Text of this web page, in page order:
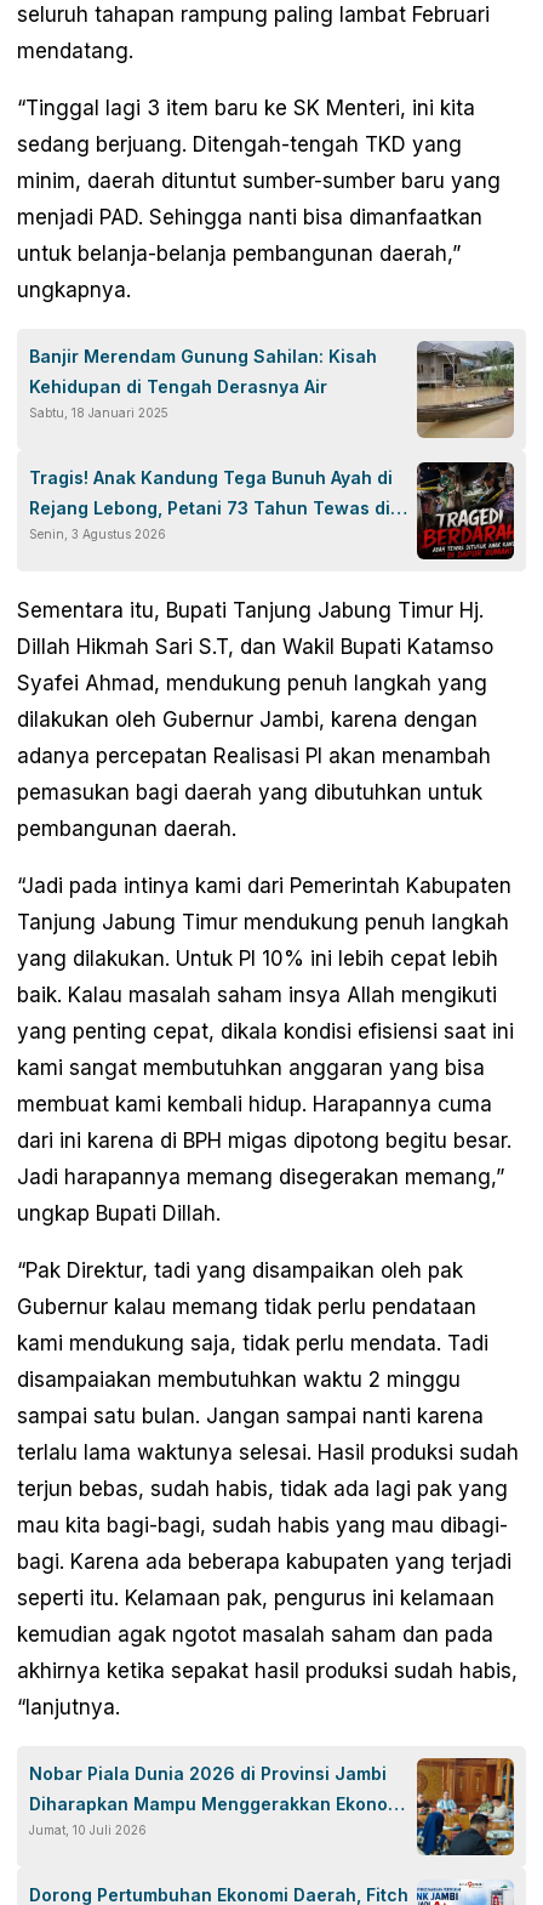
seluruh tahapan rampung paling lambat Februari
mendatang.
“Tinggal lagi 3 item baru ke SK Menteri, ini kita
sedang berjuang. Ditengah-tengah TKD yang
minim, daerah dituntut sumber-sumber baru yang
menjadi PAD. Sehingga nanti bisa dimanfaatkan
untuk belanja-belanja pembangunan daerah,”
ungkapnya.
Banjir Merendam Gunung Sahilan: Kisah
Kehidupan di Tengah Derasnya Air
Sabtu, 18 Januari 2025
Tragis! Anak Kandung Tega Bunuh Ayah di
Rejang Lebong, Petani 73 Tahun Tewas di
Dapur
Senin, 3 Agustus 2026
Sementara itu, Bupati Tanjung Jabung Timur Hj.
Dillah Hikmah Sari S.T, dan Wakil Bupati Katamso
Syafei Ahmad, mendukung penuh langkah yang
dilakukan oleh Gubernur Jambi, karena dengan
adanya percepatan Realisasi PI akan menambah
pemasukan bagi daerah yang dibutuhkan untuk
pembangunan daerah.
“Jadi pada intinya kami dari Pemerintah Kabupaten
Tanjung Jabung Timur mendukung penuh langkah
yang dilakukan. Untuk PI 10% ini lebih cepat lebih
baik. Kalau masalah saham insya Allah mengikuti
yang penting cepat, dikala kondisi efisiensi saat ini
kami sangat membutuhkan anggaran yang bisa
membuat kami kembali hidup. Harapannya cuma
dari ini karena di BPH migas dipotong begitu besar.
Jadi harapannya memang disegerakan memang,”
ungkap Bupati Dillah.
“Pak Direktur, tadi yang disampaikan oleh pak
Gubernur kalau memang tidak perlu pendataan
kami mendukung saja, tidak perlu mendata. Tadi
disampaiakan membutuhkan waktu 2 minggu
sampai satu bulan. Jangan sampai nanti karena
terlalu lama waktunya selesai. Hasil produksi sudah
terjun bebas, sudah habis, tidak ada lagi pak yang
mau kita bagi-bagi, sudah habis yang mau dibagi-
bagi. Karena ada beberapa kabupaten yang terjadi
seperti itu. Kelamaan pak, pengurus ini kelamaan
kemudian agak ngotot masalah saham dan pada
akhirnya ketika sepakat hasil produksi sudah habis,
“lanjutnya.
Nobar Piala Dunia 2026 di Provinsi Jambi
Diharapkan Mampu Menggerakkan Ekonomi
Pelaku UMKM
Jumat, 10 Juli 2026
Dorong Pertumbuhan Ekonomi Daerah, Fitch